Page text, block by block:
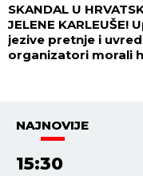
SKANDAL U
JELENE KARLEUŠE!
jezive pretnje i
organizatori morali
NAJNOVIJE
15:30